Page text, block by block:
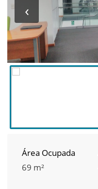
‹
Área Ocupada
69 m²